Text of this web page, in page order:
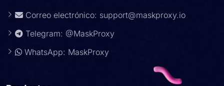
Correo electrónico: support@maskproxy.io
Telegram: @MaskProxy
WhatsApp: MaskProxy